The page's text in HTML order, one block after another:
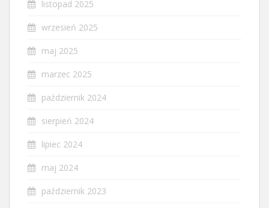
listopad 2025
wrzesień 2025
maj 2025
marzec 2025
październik 2024
sierpień 2024
lipiec 2024
maj 2024
październik 2023